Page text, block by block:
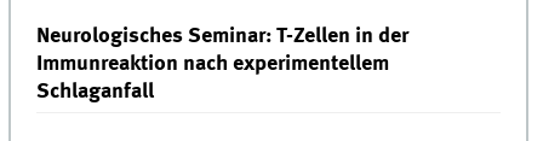
Neurologisches Seminar: T-Zellen in der
Immunreaktion nach experimentellem
Schlaganfall